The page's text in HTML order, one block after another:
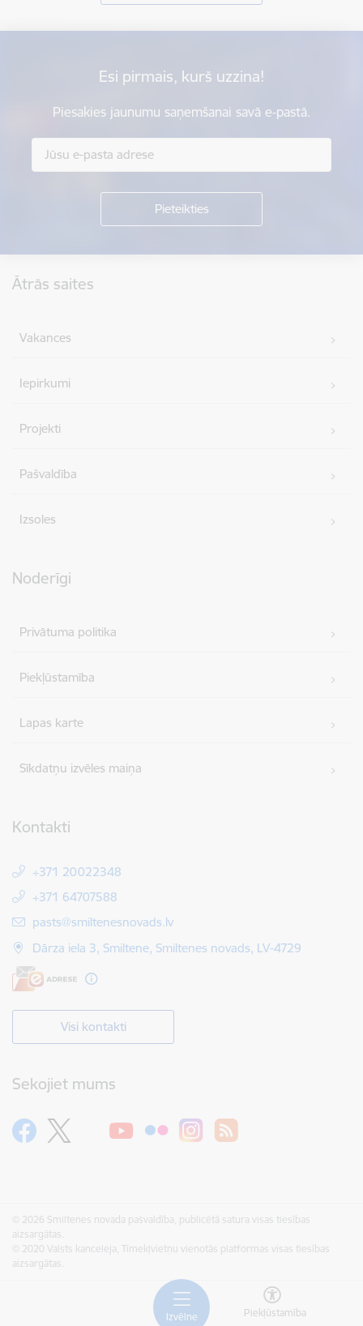
Izvēlne Piekļūstamība
Esi pirmais, kurš uzzina!
Piesakies jaunumu saņemšanai savā e-pastā.
Ātrās saites
Vakances
Iepirkumi
Projekti
Pašvaldība
Izsoles
Noderīgi
Privātuma politika
Piekļūstamība
Lapas karte
Sīkdatņu izvēles maiņa
Kontakti
+371 20022348
+371 64707588
E-pasts:
pasts@smiltenesnovads.lv
Dārza iela 3, Smiltene, Smiltenes novads, LV-4729
Visi kontakti
Sekojiet mums
© 2026 Smiltenes novada pašvaldība, publicētā satura visas tiesības
aizsargātas.
© 2020 Valsts kanceleja, Tīmekļvietņu vienotās platformas visas tiesības
aizsargātas.